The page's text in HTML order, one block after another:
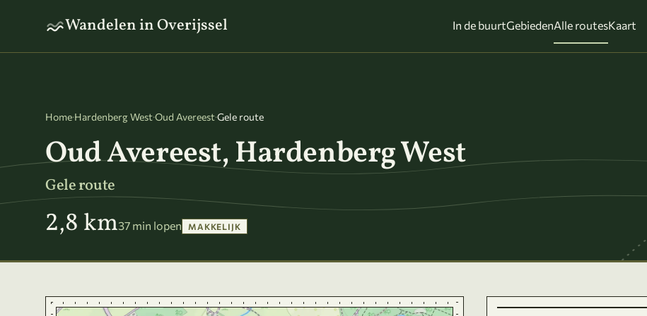
Wandelen in Overijssel In de buurtGebiedenAlle routesKaart
Home·Hardenberg West·Oud Avereest·Gele route
Oud Avereest, Hardenberg West
Gele route
2,8 km37 min lopen MAKKELIJK
Kaart